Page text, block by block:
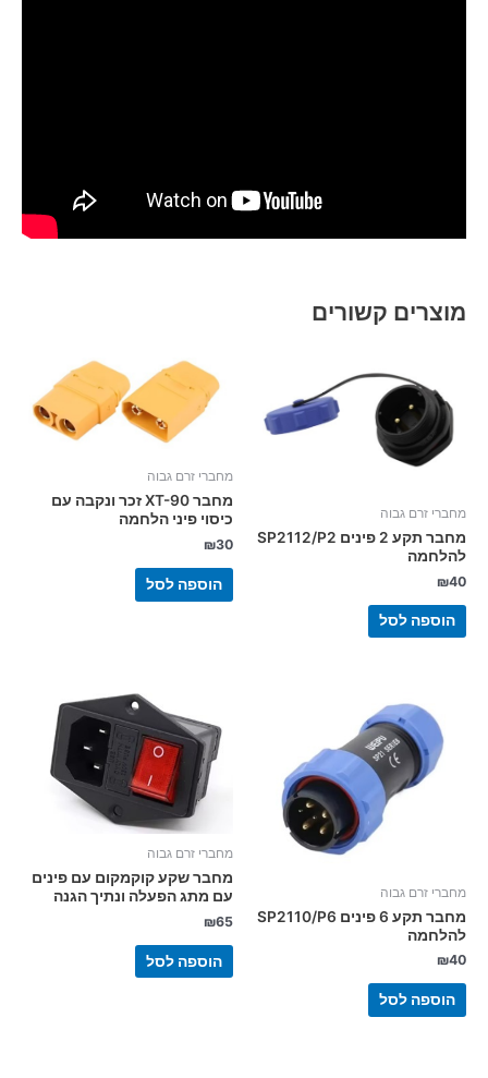
מוצרים קשורים
מחברי זרם גבוה
מחבר תקע 2 פינים SP2112/P2
להלחמה
₪40
הוספה לסל
מחברי זרם גבוה
מחבר XT-90 זכר ונקבה עם
כיסוי פיני הלחמה
₪30
הוספה לסל
מחברי זרם גבוה
מחבר תקע 6 פינים SP2110/P6
להלחמה
₪40
הוספה לסל
מחברי זרם גבוה
מחבר שקע קוקמקום עם פינים
עם מתג הפעלה ונתיך הגנה
₪65
הוספה לסל